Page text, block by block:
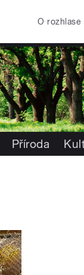
O rozhlase
Příroda